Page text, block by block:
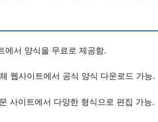
에서 양식을 무료로 제공함.
웹사이트에서 공식 양식 다운로드 가능.
사이트에서 다양한 형식으로 편집 가능.